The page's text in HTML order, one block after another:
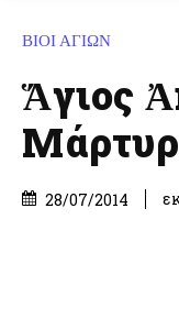
ΒΙΟΙ ΑΓΙΩΝ
Ἅγιος
28/07/2014